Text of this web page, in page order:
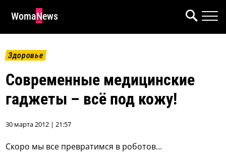
WomaNews
Здоровье
Современные медицинские
гаджеты – всё под кожу!
30 марта 2012 | 21:57
Скоро мы все превратимся в роботов…